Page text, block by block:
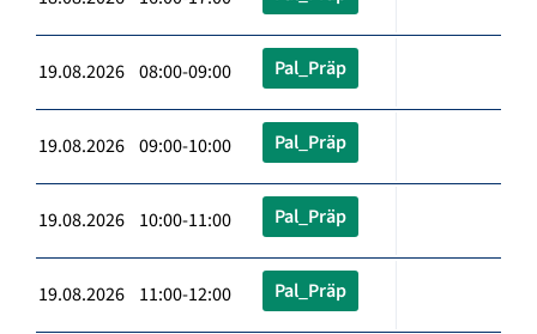
19.08.2026 08:00-09:00 Pal_Präp
19.08.2026 09:00-10:00 Pal_Präp
19.08.2026 10:00-11:00 Pal_Präp
19.08.2026 11:00-12:00 Pal_Präp